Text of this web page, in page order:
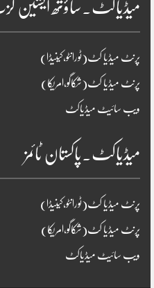
میڈیاکٹ۔ساؤتھ ایشین
پرنٹ میڈیا کٹ(ٹورانٹو،کینیڈا)
پرنٹ میڈیا کٹ(شکاگو،امریکا)
ویب سائیٹ میڈیاکٹ
میڈیاکٹ۔پاکستان ٹائمز
پرنٹ میڈیا کٹ(ٹورانٹو،کینیڈا)
پرنٹ میڈیا کٹ(شکاگو،امریکا)
ویب سائیٹ میڈیاکٹ